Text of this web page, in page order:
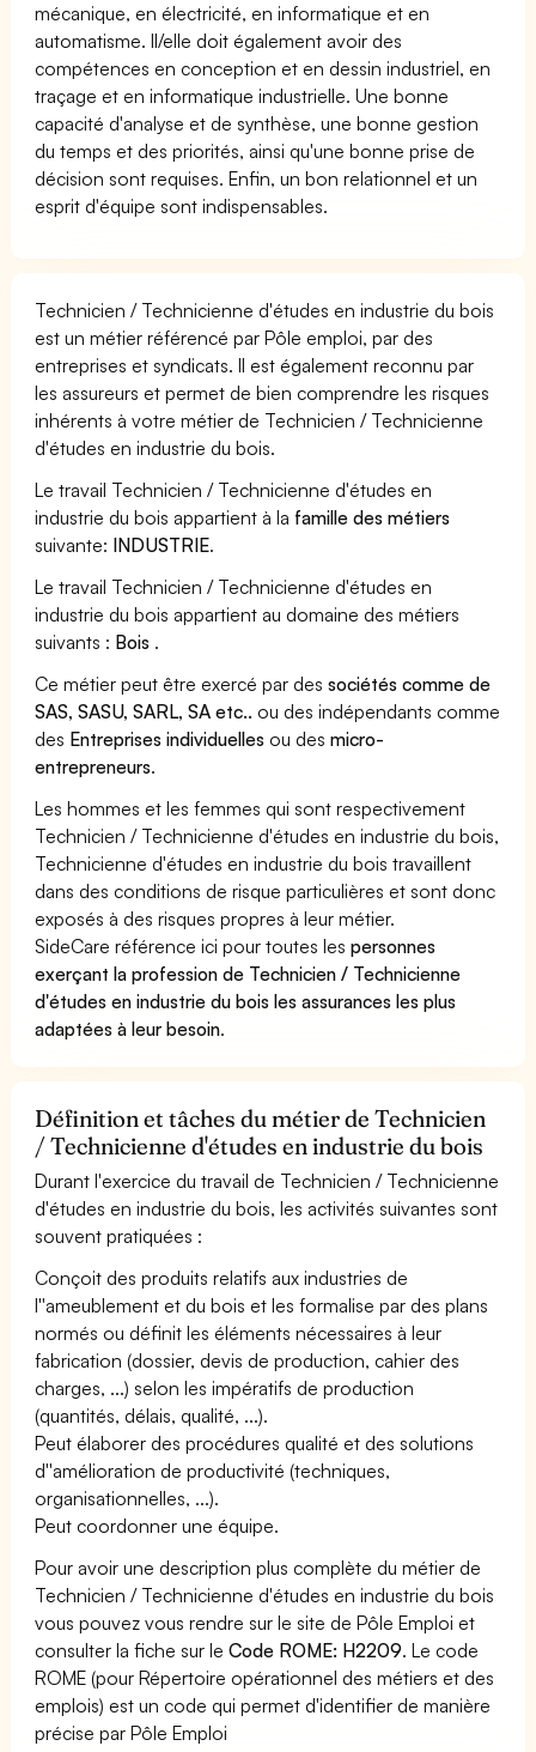
mécanique, en électricité, en informatique et en
automatisme. Il/elle doit également avoir des
compétences en conception et en dessin industriel, en
traçage et en informatique industrielle. Une bonne
capacité d'analyse et de synthèse, une bonne gestion
du temps et des priorités, ainsi qu'une bonne prise de
décision sont requises. Enfin, un bon relationnel et un
esprit d'équipe sont indispensables.
Technicien / Technicienne d'études en industrie du bois
est un métier référencé par Pôle emploi, par des
entreprises et syndicats. Il est également reconnu par
les assureurs et permet de bien comprendre les risques
inhérents à votre métier de Technicien / Technicienne
d'études en industrie du bois.
Le travail Technicien / Technicienne d'études en
industrie du bois appartient à la famille des métiers
suivante: INDUSTRIE.
Le travail Technicien / Technicienne d'études en
industrie du bois appartient au domaine des métiers
suivants : Bois .
Ce métier peut être exercé par dessociétés comme de
SAS, SASU, SARL, SA etc.. ou des indépendants comme
des Entreprises individuelles ou desmicro-
entrepreneurs.
Les hommes et les femmes qui sont respectivement
Technicien / Technicienne d'études en industrie du bois,
Technicienne d'études en industrie du bois travaillent
dans des conditions de risque particulières et sont donc
exposés à des risques propres à leur métier.
SideCare référence ici pour toutes lespersonnes
exerçant la profession de Technicien / Technicienne
d'études en industrie du bois les assurances les plus
adaptées à leur besoin.
Définition et tâches du métier de Technicien
/ Technicienne d'études en industrie du bois
Durant l'exercice du travail de Technicien / Technicienne
d'études en industrie du bois, les activités suivantes sont
souvent pratiquées :
Conçoit des produits relatifs aux industries de
l''ameublement et du bois et les formalise par des plans
normés ou définit les éléments nécessaires à leur
fabrication (dossier, devis de production, cahier des
charges, ...) selon les impératifs de production
(quantités, délais, qualité, ...).
Peut élaborer des procédures qualité et des solutions
d''amélioration de productivité (techniques,
organisationnelles, ...).
Peut coordonner une équipe.
Pour avoir une description plus complète du métier de
Technicien / Technicienne d'études en industrie du bois
vous pouvez vous rendre sur le site de Pôle Emploi et
consulter la fiche sur leCode ROME: H2209. Le code
ROME (pour Répertoire opérationnel des métiers et des
emplois) est un code qui permet d'identifier de manière
précise par Pôle Emploi